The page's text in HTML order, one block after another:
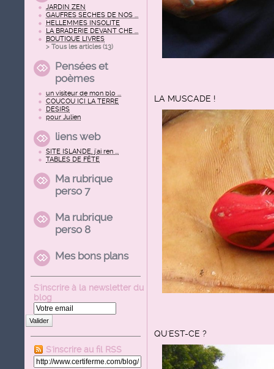
JARDIN ZEN
GAUFRES SECHES DE NOS ...
HELLEMMES INSOLITE
LA BRADERIE DEVANT CHE ...
BOUTIQUE LIVRES
> Tous les articles (13)
Pensées et
poèmes
un visiteur de mon blo ...
COUCOU ICI LA TERRE
DESIRS
pour Julien
liens web
SITE ISLANDE, j'ai ren ...
TABLES DE FÊTE
Ma rubrique
perso 7
Ma rubrique
perso 8
Mes bons plans
S'inscrire à la newsletter du
blog
Valider
S'inscrire au fil RSS
LA MUSCADE !
QU'EST-CE ?